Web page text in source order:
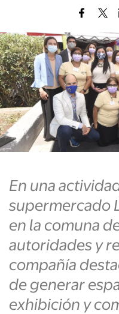
En una
supermercado
en la comuna
autoridades y
compañía
de generar
exhibición y